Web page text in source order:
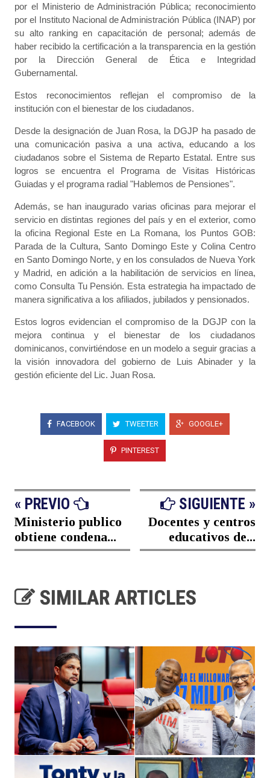
por el Ministerio de Administración Pública; reconocimiento
por el Instituto Nacional de Administración Pública (INAP) por
su alto ranking en capacitación de personal; además de
haber recibido la certificación a la transparencia en la gestión
por la Dirección General de Ética e Integridad
Gubernamental.
Estos reconocimientos reflejan el compromiso de la
institución con el bienestar de los ciudadanos.
Desde la designación de Juan Rosa, la DGJP ha pasado de
una comunicación pasiva a una activa, educando a los
ciudadanos sobre el Sistema de Reparto Estatal. Entre sus
logros se encuentra el Programa de Visitas Históricas
Guiadas y el programa radial "Hablemos de Pensiones".
Además, se han inaugurado varias oficinas para mejorar el
servicio en distintas regiones del país y en el exterior, como
la oficina Regional Este en La Romana, los Puntos GOB:
Parada de la Cultura, Santo Domingo Este y Colina Centro
en Santo Domingo Norte, y en los consulados de Nueva York
y Madrid, en adición a la habilitación de servicios en línea,
como Consulta Tu Pensión. Esta estrategia ha impactado de
manera significativa a los afiliados, jubilados y pensionados.
Estos logros evidencian el compromiso de la DGJP con la
mejora continua y el bienestar de los ciudadanos
dominicanos, convirtiéndose en un modelo a seguir gracias a
la visión innovadora del gobierno de Luis Abinader y la
gestión eficiente del Lic. Juan Rosa.
FACEBOOK TWEETER GOOGLE+
PINTEREST
« PREVIO
Ministerio publico
obtiene condena...
SIGUIENTE »
Docentes y centros
educativos de...
SIMILAR ARTICLES